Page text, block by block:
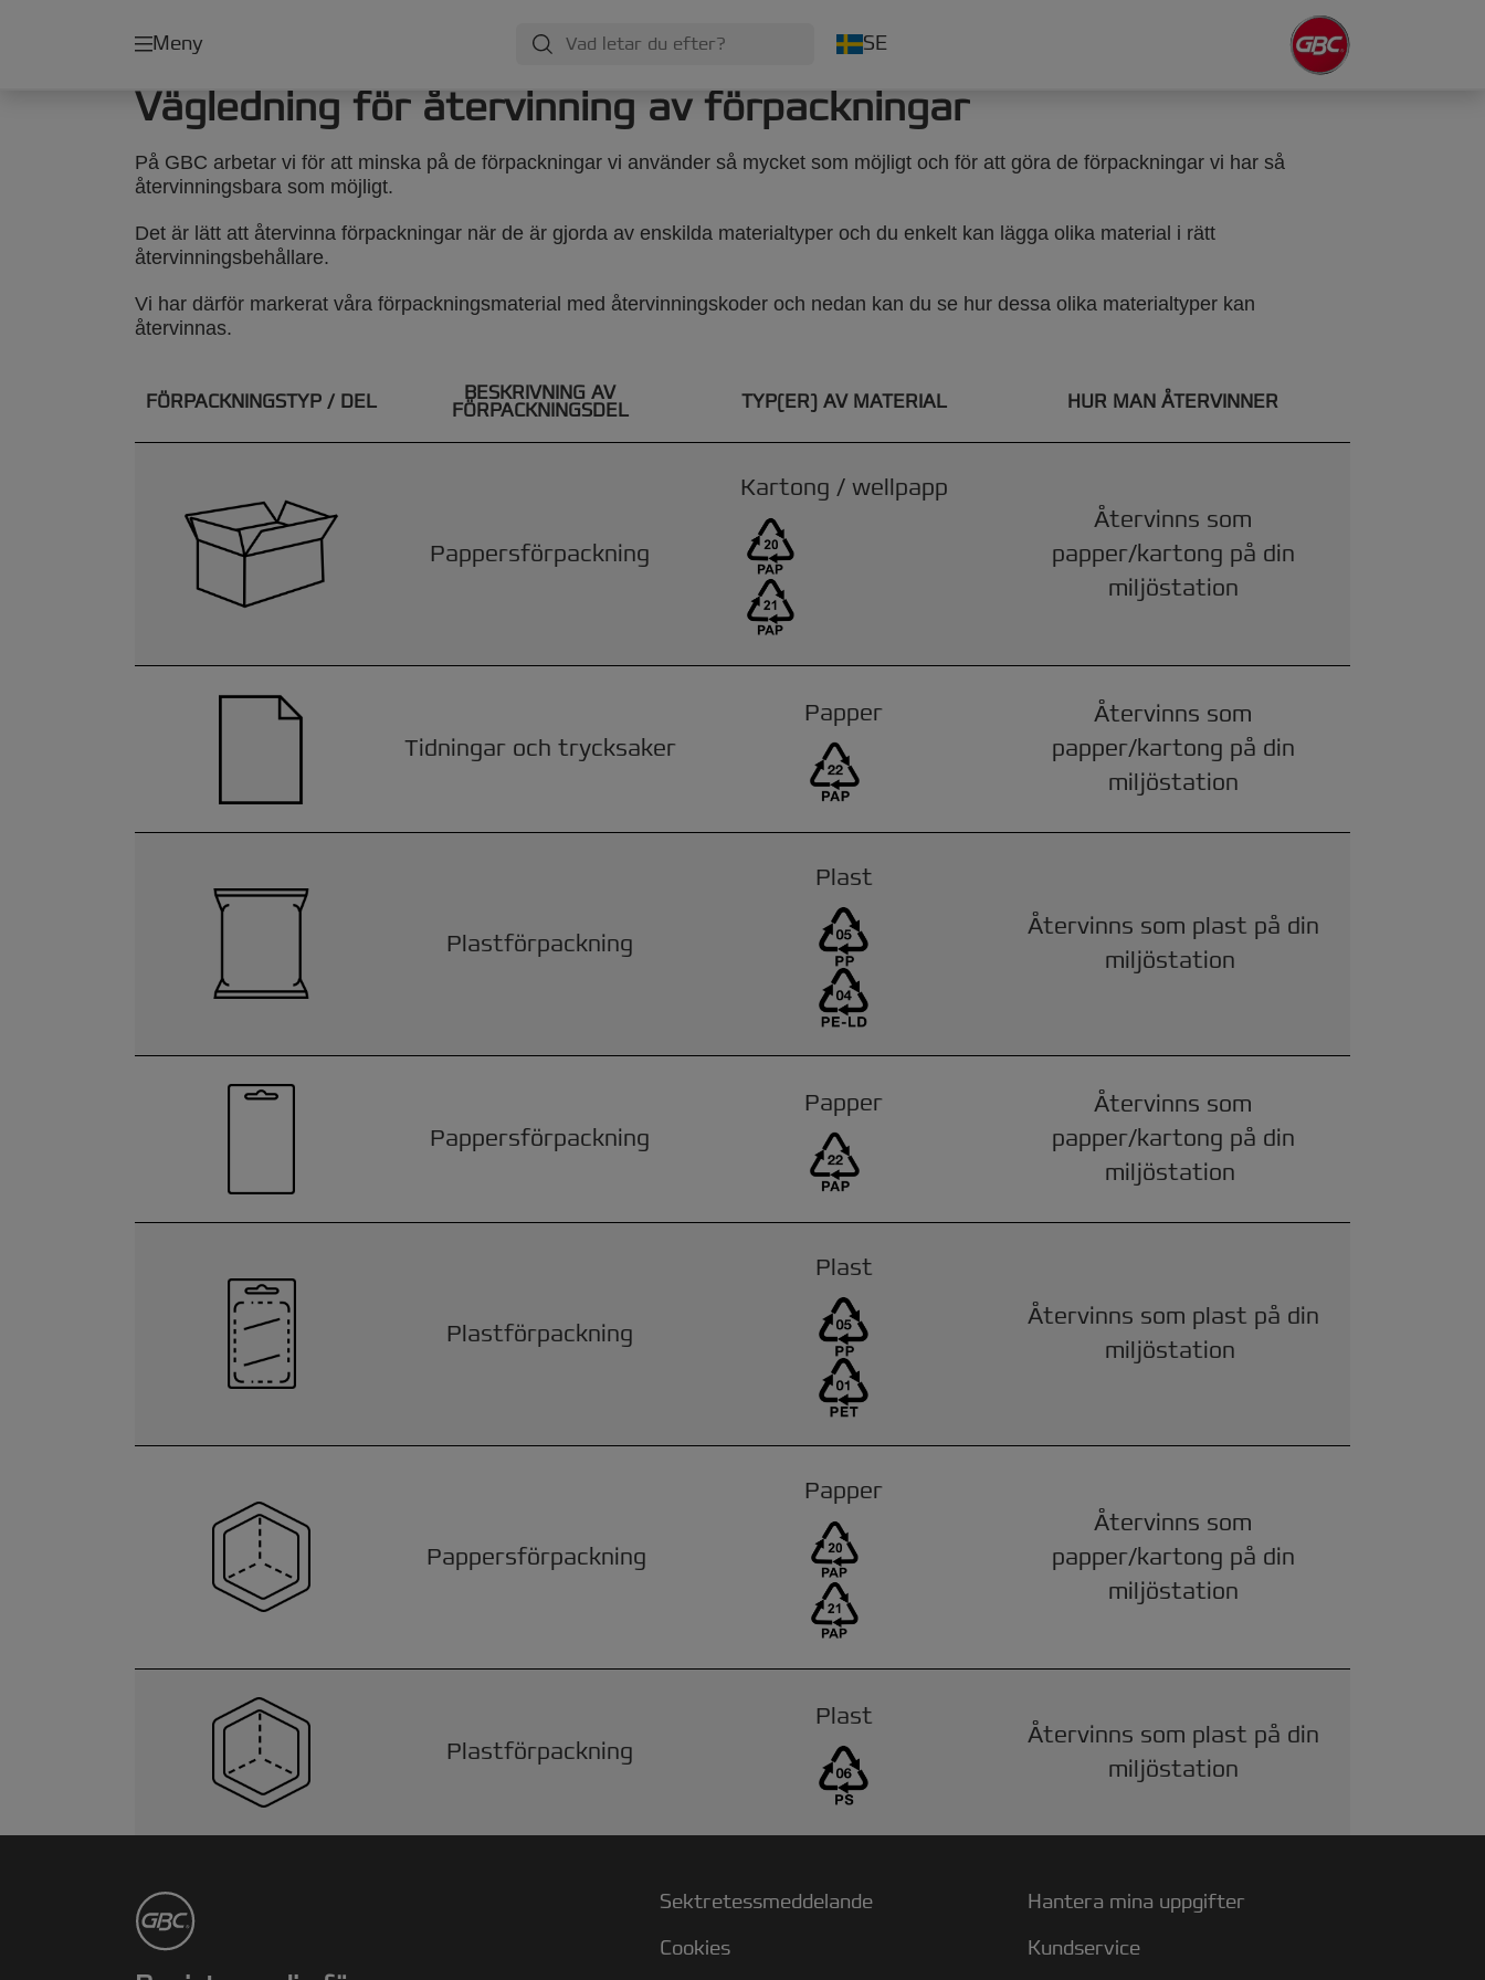
Meny SE
Vägledning för återvinning av förpackningar
På GBC arbetar vi för att minska på de förpackningar vi använder så mycket som möjligt och för att göra de förpackningar vi har så
återvinningsbara som möjligt.
Det är lätt att återvinna förpackningar när de är gjorda av enskilda materialtyper och du enkelt kan lägga olika material i rätt
återvinningsbehållare.
Vi har därför markerat våra förpackningsmaterial med återvinningskoder och nedan kan du se hur dessa olika materialtyper kan
återvinnas.
FÖRPACKNINGSTYP / DEL BESKRIVNING AV
FÖRPACKNINGSDEL TYP(ER) AV MATERIAL HUR MAN ÅTERVINNER
Pappersförpackning
Kartong / wellpapp
Återvinns som
papper/kartong på din
miljöstation
Tidningar och trycksaker
Papper
Återvinns som
papper/kartong på din
miljöstation
Plastförpackning
Plast
Återvinns som plast på din
miljöstation
Pappersförpackning
Papper
Återvinns som
papper/kartong på din
miljöstation
Plastförpackning
Plast
Återvinns som plast på din
miljöstation
Pappersförpackning
Papper
Återvinns som
papper/kartong på din
miljöstation
Plastförpackning
Plast
Återvinns som plast på din
miljöstation
Sektretessmeddelande
Cookies
Hantera mina uppgifter
Kundservice